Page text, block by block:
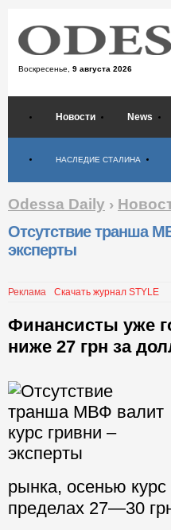
Воскресенье, 9 августа 2026
Новости News
НАСЛЕДИЕ СТАЛИНА
Odessa Daily ›
Отсутствие транша
эксперты
Реклама Скачать журнал STYLE
Финансисты уже
ниже 27 грн за
рынка, осенью
пределах 27—30